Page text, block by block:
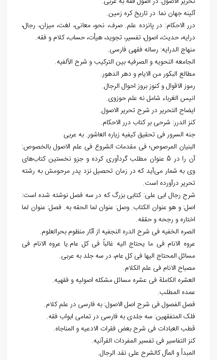
آئینه جهان نما: در تاریخ کره زمین.
درر الاحکام: در پانزده علم. صرف، نحو، معانی، لغت، میزان، رجال،
درایه، حدیث، اصول، تفسیر، تجوید، هیأت، حساب، کلام و فقه.
منهاج الدرایه: رساله فقهی فارسی.
الجامعه النحویه و الصرفیه بین الترکیب و شرح الألفیه.
مطالع البکور من الایام و دهر الدهور.
رموز الاقوال و کنوز بروز احوال الرجال.
انیس الغرباء شامل نه علم حوزوی.
ایضاح التحریر در شرح تحریر الاصول.
کنز الدرر: شرحی بر کتاب درر الاحکام.
جنه السرور فی تحقیق کیفیه زیاره العاشور. به عربی
البنیان المرصوص؛ فی مقدمات الشروع فی علم الاصول بالخصوص:
آن را در 5 عنوان مطلب گردآوری کرده و جزو نخستین کتاب‌های
وی به شمار می‌آید که در زمان تحصیل نزد پدر مرحومش به رشته
تحریر درآورده است.
شرح رجال ابی علی: کتابی بزرگ که در سه فصل نوشته شده است:
اصل: و هو عنوان الکتاب. وصل: عنوان لما الحقه به. فصل: عنوان لما
اختاره و رجحه و حققه.
الصره الخفیه فی شرح الدره النجفیه از آثار منظوم بحرالعلوم.
عروه الانام فی ما یحتاج الیه غالباً فی کل عام.یا عروه الانام فی
مسائل المحتاج الیها فی کل عام، در سه جلد به عربی.
مصباح الانام فی علم الکلام.
العشره الکاملة فی عشره مسائل مشکله اصولیه و فقهیه.
عمده المطلب.
فصل الفصول فی شرح اصل الاصول: به فارسی در علم کلام.
فلک المتفقهین: سه جلدی به فارسی در تمامی ابواب فقه.
قطب العبادات فی شرح بعض فقرات الادعیه و المناجاه.
کنز التفاسیر فی تفسیر المفردات القرآنیه.
المبدأ و المآل کالشرح علی نقد الرجال.